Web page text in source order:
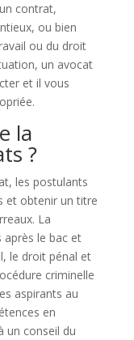
contrat,
ou bien
ou du droit
un avocat
et il vous
la
?
les postulants
et obtenir un titre
La
le bac et
le droit pénal et
criminelle
aspirants au
en
un conseil du